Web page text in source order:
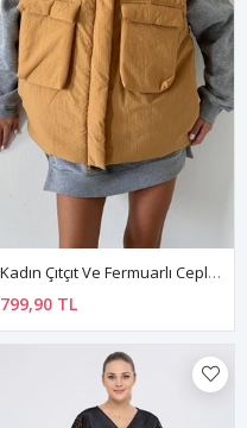
Kadın Çıtçıt Ve Fermuarlı Cepli Oversize Şişme Taba Renk Yelek 3D-6492
799,90 TL